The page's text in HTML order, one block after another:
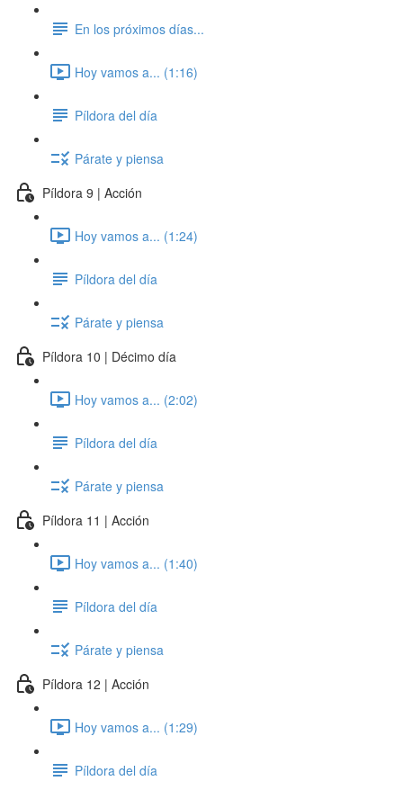
En los próximos días...
Hoy vamos a... (1:16)
Píldora del día
Párate y piensa
Píldora 9 | Acción
Hoy vamos a... (1:24)
Píldora del día
Párate y piensa
Píldora 10 | Décimo día
Hoy vamos a... (2:02)
Píldora del día
Párate y piensa
Píldora 11 | Acción
Hoy vamos a... (1:40)
Píldora del día
Párate y piensa
Píldora 12 | Acción
Hoy vamos a... (1:29)
Píldora del día